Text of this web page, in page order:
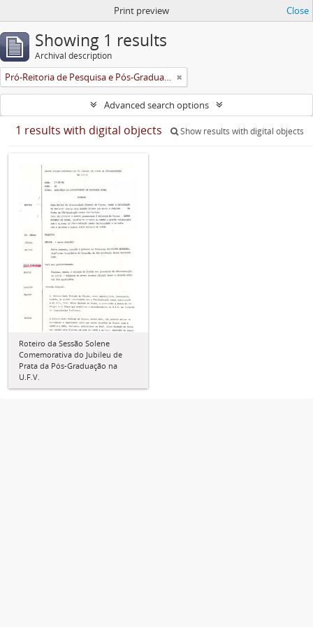
Print preview Close
Showing 1 results
Archival description
Pró-Reitoria de Pesquisa e Pós-Graduação
Advanced search options
1 results with digital objects Show results with digital objects
Roteiro da Sessão Solene
Comemorativa do Jubileu de
Prata da Pós-Graduação na
U.F.V.